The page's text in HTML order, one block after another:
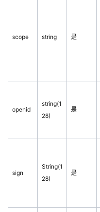
scope string 是
openid
string(1
28)
是
sign
String(1
28)
是